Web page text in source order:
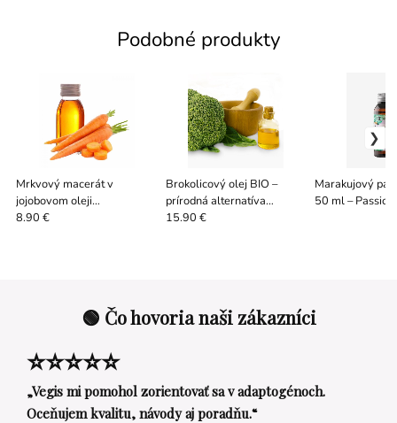
Podobné produkty
Mrkvový macerát v
jojobovom oleji
ORGANICKÝ – CO₂ extrakt
8.90 €
Brokolicový olej BIO –
prírodná alternatíva
silikónu na vlasy
15.90 €
Marakujový
50 ml –
🟢 Čo hovoria naši zákazníci
⭐⭐⭐⭐⭐
„Vegis mi pomohol zorientovať sa v adaptogénoch.
Oceňujem kvalitu, návody aj poradňu.“